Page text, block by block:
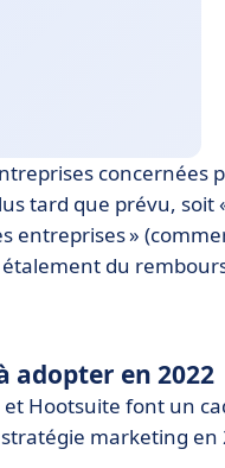
concernées
tard que prévu, soit
entreprises »
du
adopter en 2022
Hootsuite font un
marketing en